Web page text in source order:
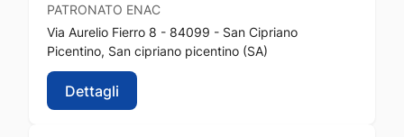
PATRONATO ENAC
Via Aurelio Fierro 8 - 84099 - San Cipriano
Picentino, San cipriano picentino (SA)
Dettagli